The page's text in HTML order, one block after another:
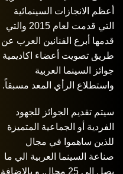
أعظم الانجازات السينمائية
التي قدمت لعام 2015 والتي
قدمها أبرع الفنانين العرب عن
طريق تصويت أعضاء اكاديمية
جوائز السينما العربية
واستطلاع الرأي المعد مسبقاً.
سيتم تقديم الجوائز للجهود
الفردية أو الجماعية المتميزة
للذين ساهموا في مجال
صناعة السينما العربية الي ما
يصل إلى 25 مجال. و بالإضافة